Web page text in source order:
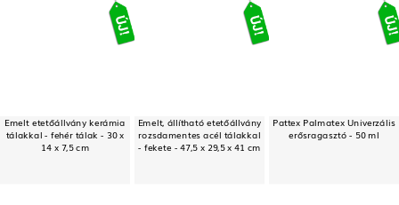
Emelt etetőállvány kerámia
tálakkal - fehér tálak - 30 x
14 x 7,5 cm
Emelt, állítható etetőállvány
rozsdamentes acél tálakkal
- fekete - 47,5 x 29,5 x 41 cm
Pattex Palmatex Univerzális
erősragasztó - 50 ml